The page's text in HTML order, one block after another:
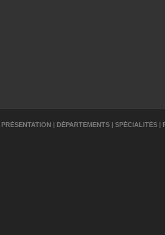
PRÉSENTATION | DÉPARTEMENTS | SPÉCIALITÉS |